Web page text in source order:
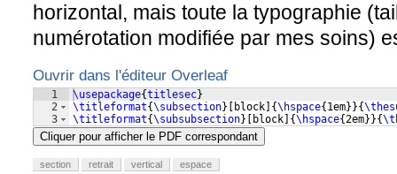
horizontal, mais toute la typographie
numérotation modifiée par mes soins)
Ouvrir dans l'éditeur Overleaf
1
2
3
\usepackage{titlesec}
\titleformat{\subsection} block {\hspace{ 1em}}{
\titleformat{\subsubsection} block {\hspace{2em}}{
Cliquer pour afficher le PDF correspondant
section retrait vertical espace